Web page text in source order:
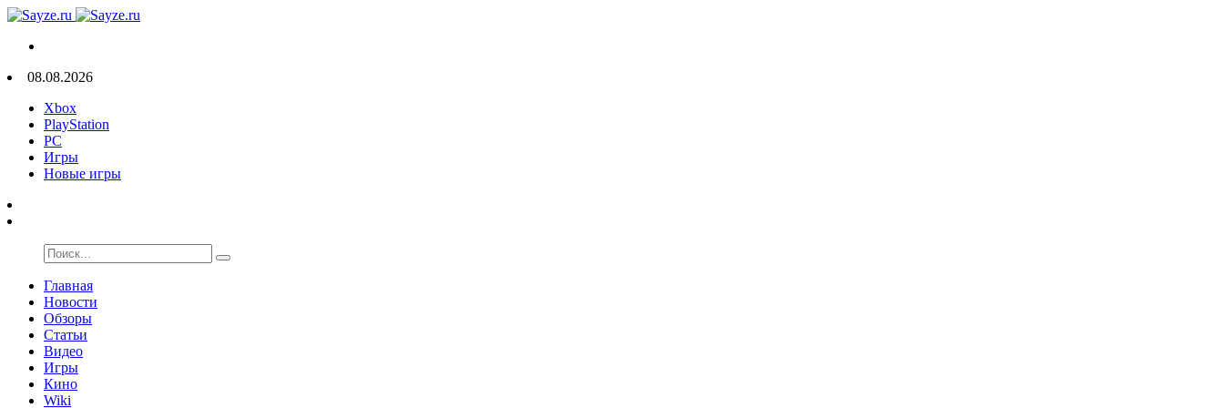
08.08.2026
Xbox
PlayStation
PC
Игры
Новые игры
Главная
Новости
Обзоры
Статьи
Видео
Игры
Кино
Wiki